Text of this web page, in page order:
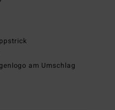
am Umschlag